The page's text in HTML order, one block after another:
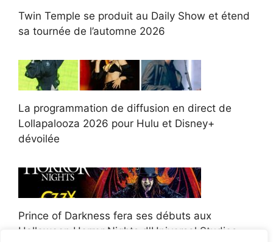
Twin Temple se produit au Daily Show et étend
sa tournée de l’automne 2026
La programmation de diffusion en direct de
Lollapalooza 2026 pour Hulu et Disney+
dévoilée
Prince of Darkness fera ses débuts aux
Halloween Horror Nights d'Universal Studios